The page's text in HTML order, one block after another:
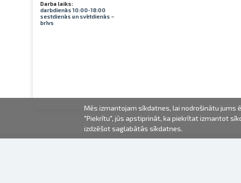
Darba laiks:
darbdienās 10:00-18:00
sestdienās un svētdienās –
brīvs
Mēs izmantojam sīkdatnes, lai nodrošinātu jums
"Piekrītu", jūs apstiprināt, ka piekrītat izmantot
izdzēšot saglabātās sīkdatnes.